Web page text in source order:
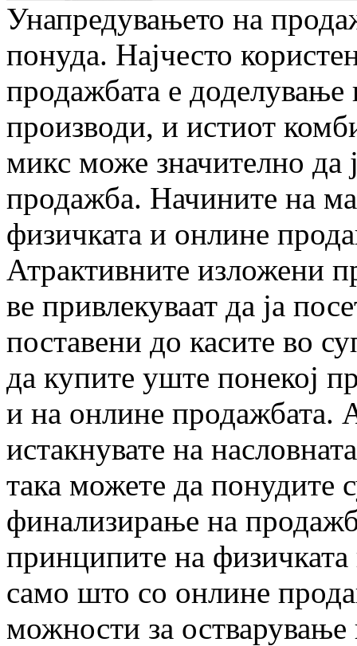
Унапредувањето на
понуда. Најчесто
продажбата е
производи, и истиот
микс може значително да
продажба. Начините на
физичката и онлине
Атрактивните изложени
ве привлекуваат да ја
поставени до касите во
да купите уште понекој
и на онлине продажбата.
истакнувате на
така можете да понудите
финализирање на
принципите на
само што со онлине
можности за